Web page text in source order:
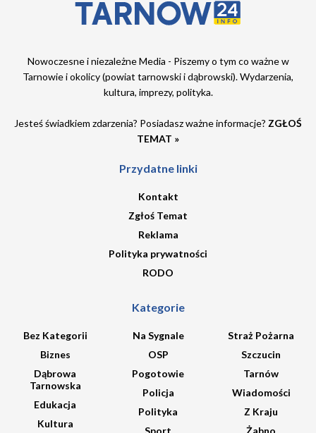
Nowoczesne i niezależne Media - Piszemy o tym co ważne w
Tarnowie i okolicy (powiat tarnowski i dąbrowski). Wydarzenia,
kultura, imprezy, polityka.
Jesteś świadkiem zdarzenia? Posiadasz ważne informacje? ZGŁOŚ
TEMAT »
Przydatne linki
Kontakt
Zgłoś Temat
Reklama
Polityka prywatności
RODO
Kategorie
Bez Kategorii
Biznes
Dąbrowa
Tarnowska
Edukacja
Kultura
Na Sygnale
OSP
Pogotowie
Policja
Polityka
Straż Pożarna
Szczucin
Tarnów
Wiadomości
Z Kraju